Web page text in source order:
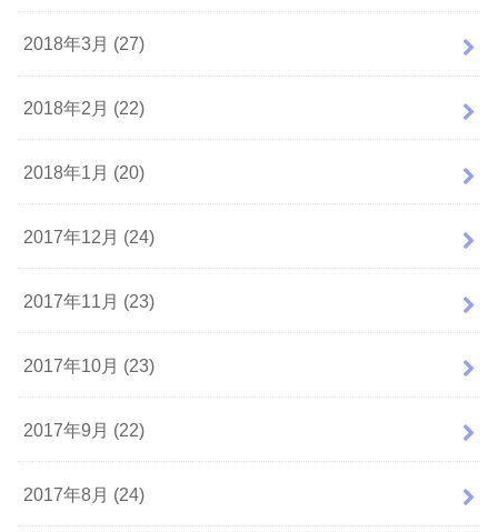
2018年3月 (27)
2018年2月 (22)
2018年1月 (20)
2017年12月 (24)
2017年11月 (23)
2017年10月 (23)
2017年9月 (22)
2017年8月 (24)